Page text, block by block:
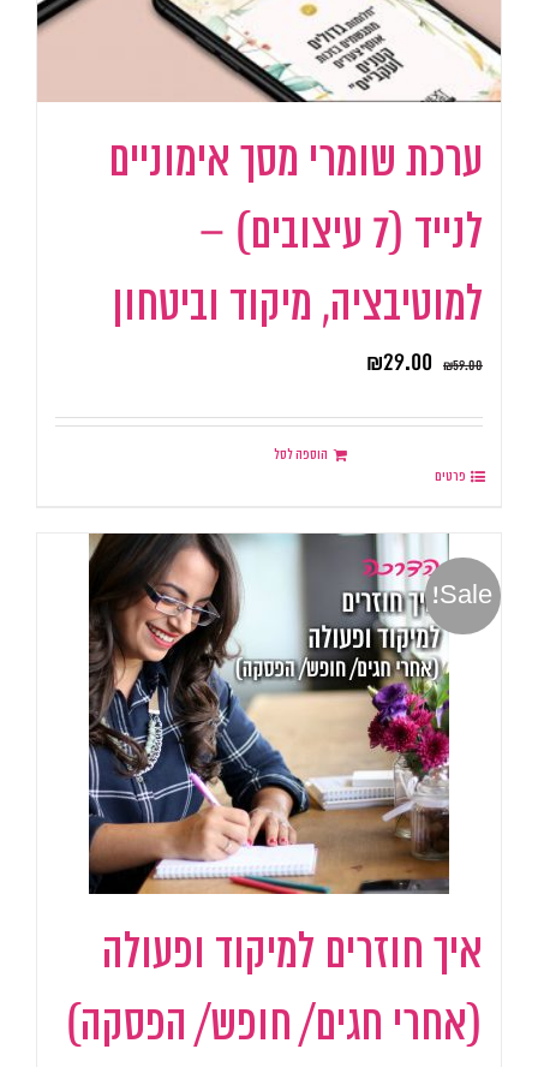
ערכת שומרי מסך אימוניים
לנייד (7 עיצובים) –
למוטיבציה, מיקוד וביטחון
₪59.00
₪29.00
הוספה לסל
פרטים
Sale!
איך חוזרים למיקוד ופעולה
(אחרי חגים/ חופש/ הפסקה)